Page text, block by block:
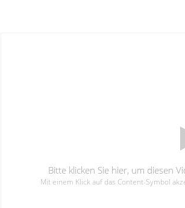
Bitte klicken Sie hier, um diesen
Mit einem Klick auf das Content-Symbol